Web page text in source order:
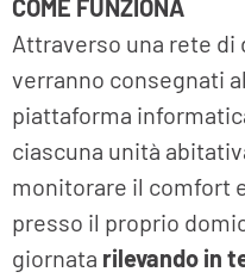
COME FUNZIONA
Attraverso una rete
verranno consegnati
piattaforma
ciascuna unità
monitorare il comfort
presso il proprio
giornata rilevando in